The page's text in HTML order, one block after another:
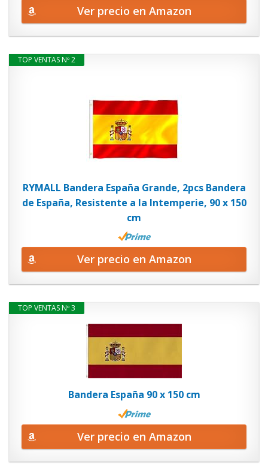
Ver precio en Amazon
TOP VENTAS Nº 2
RYMALL Bandera España Grande, 2pcs Bandera
de España, Resistente a la Intemperie, 90 x 150
cm
Ver precio en Amazon
TOP VENTAS Nº 3
Bandera España 90 x 150 cm
Ver precio en Amazon